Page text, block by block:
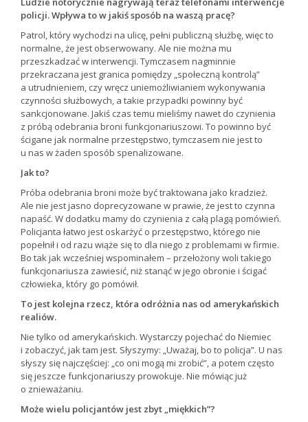
policji. Wpływa to w jakiś sposób na waszą pracę?
Patrol, który wychodzi na ulicę, pełni publiczną służbę, więc to
normalne, że jest obserwowany. Ale nie można mu
przeszkadzać w interwencji. Tymczasem nagminnie
przekraczana jest granica pomiędzy „społeczną kontrolą”
a utrudnieniem, czy wręcz uniemożliwianiem wykonywania
czynności służbowych, a takie przypadki powinny być
sankcjonowane. Jakiś czas temu mieliśmy nawet do czynienia
z próbą odebrania broni funkcjonariuszowi. To powinno być
ścigane jak normalne przestępstwo, tymczasem nie jest to
u nas w żaden sposób spenalizowane.
Jak to?
Próba odebrania broni może być traktowana jako kradzież.
Ale nie jest jasno doprecyzowane w prawie, że jest to czynna
napaść. W dodatku mamy do czynienia z całą plagą pomówień.
Policjanta łatwo jest oskarżyć o przestępstwo, którego nie
popełnił i od razu wiąże się to dla niego z problemami w firmie.
Bo tak jak wcześniej wspominałem – przełożony woli takiego
funkcjonariusza zawiesić, niż stanąć w jego obronie i ścigać
człowieka, który go pomówił.
To jest kolejna rzecz, która odróżnia nas od amerykańskich
realiów.
Nie tylko od amerykańskich. Wystarczy pojechać do Niemiec
i zobaczyć, jak tam jest. Słyszymy: „Uważaj, bo to policja”. U nas
słyszy się najczęściej: „co oni mogą mi zrobić”, a potem często
się jeszcze funkcjonariuszy prowokuje. Nie mówiąc już
o znieważaniu.
Może wielu policjantów jest zbyt „miękkich”?